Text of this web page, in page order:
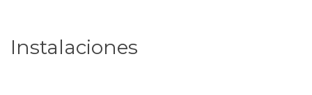
Instalaciones